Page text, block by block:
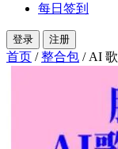
每日签到
登录 注册
首页 / 整合包 / AI